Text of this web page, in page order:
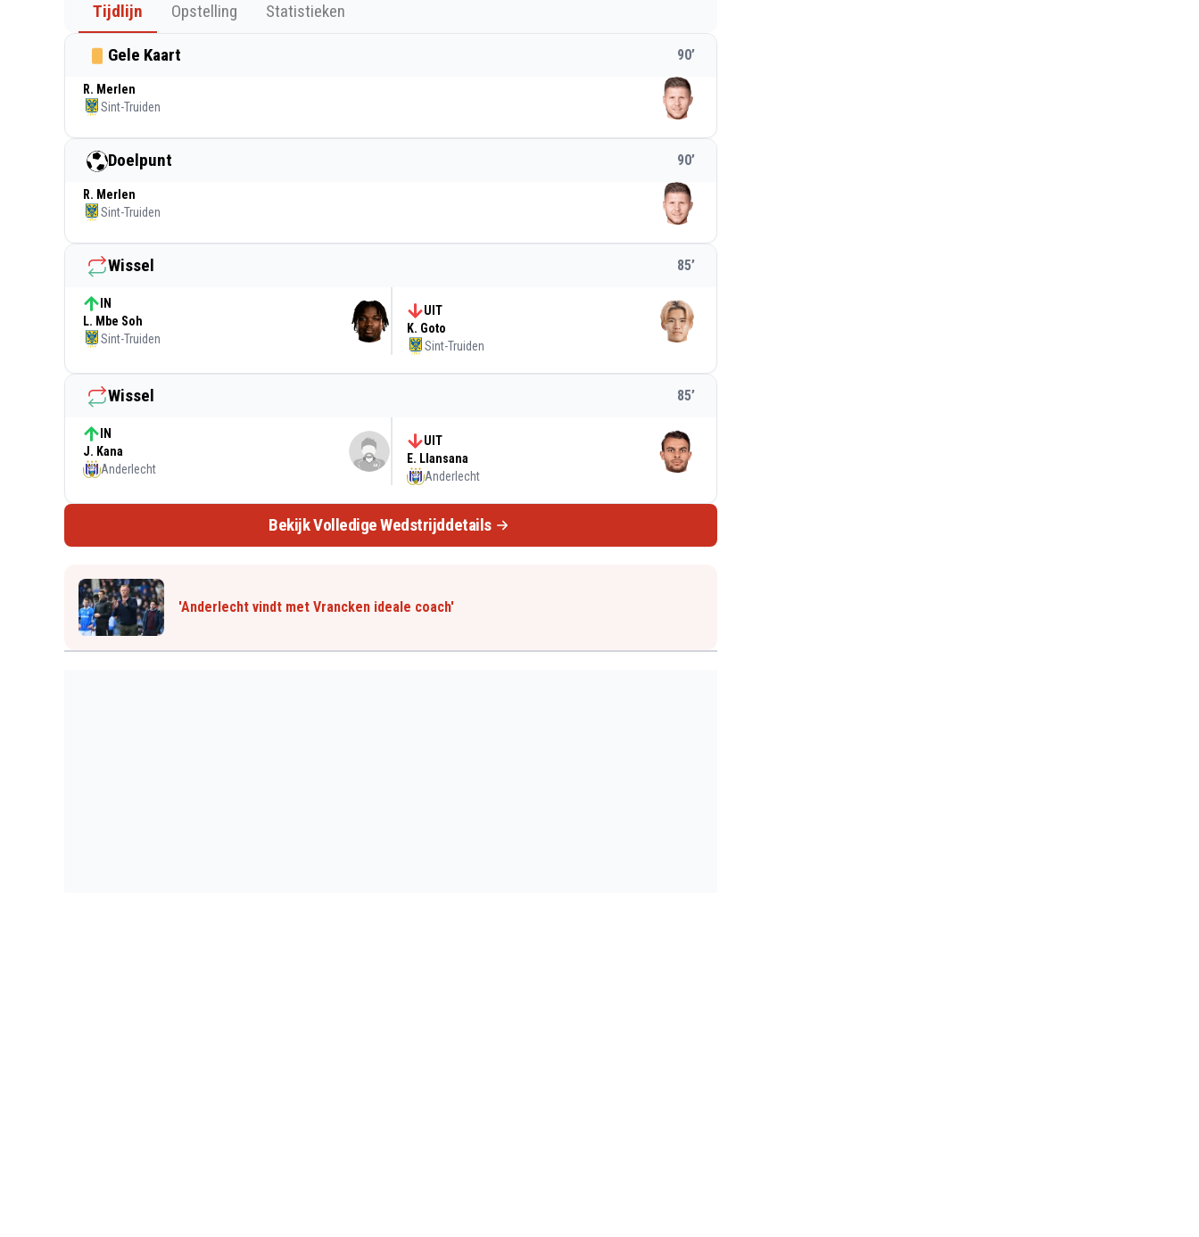
Tijdlijn Opstelling Statistieken
Gele Kaart 90’
R. Merlen
Sint-Truiden
Doelpunt 90’
R. Merlen
Sint-Truiden
Wissel 85’
IN
L. Mbe Soh
Sint-Truiden
UIT
K. Goto
Sint-Truiden
Wissel 85’
IN
J. Kana
Anderlecht
UIT
E. Llansana
Anderlecht
Bekijk Volledige Wedstrijddetails
'Anderlecht vindt met Vrancken ideale coach'